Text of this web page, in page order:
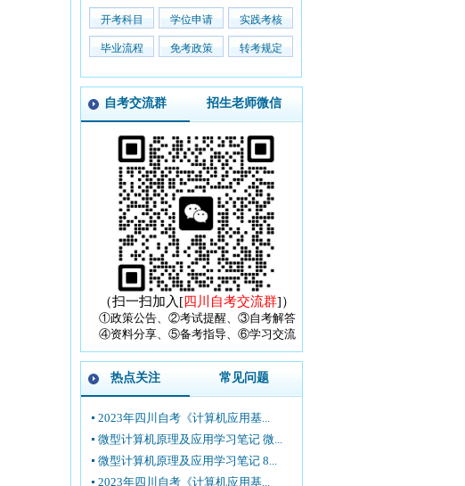
开考科目 学位申请 实践考核
毕业流程 免考政策 转考规定
自考交流群 招生老师微信
（扫一扫加入[四川自考交流群]）
①政策公告、②考试提醒、③自考解答
④资料分享、⑤备考指导、⑥学习交流
热点关注 常见问题
2023年四川自考《计算机应用基...
微型计算机原理及应用学习笔记 微...
微型计算机原理及应用学习笔记 8...
2023年四川自考《计算机应用基...